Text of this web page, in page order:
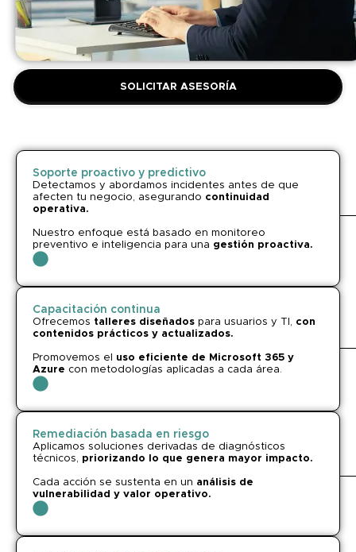
SOLICITAR ASESORÍA
Soporte proactivo y predictivo
Detectamos y abordamos incidentes antes de que
afecten tu negocio, asegurando continuidad
operativa.
Nuestro enfoque está basado en monitoreo
preventivo e inteligencia para una gestión proactiva.
Capacitación continua
Ofrecemos talleres diseñados para usuarios y TI, con
contenidos prácticos y actualizados.
Promovemos el uso eficiente de Microsoft 365 y
Azure con metodologías aplicadas a cada área.
Remediación basada en riesgo
Aplicamos soluciones derivadas de diagnósticos
técnicos, priorizando lo que genera mayor impacto.
Cada acción se sustenta en un análisis de
vulnerabilidad y valor operativo.